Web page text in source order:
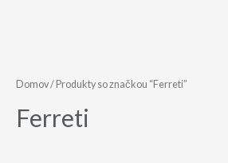
Domov/ Produkty so značkou “Ferreti”
Ferreti